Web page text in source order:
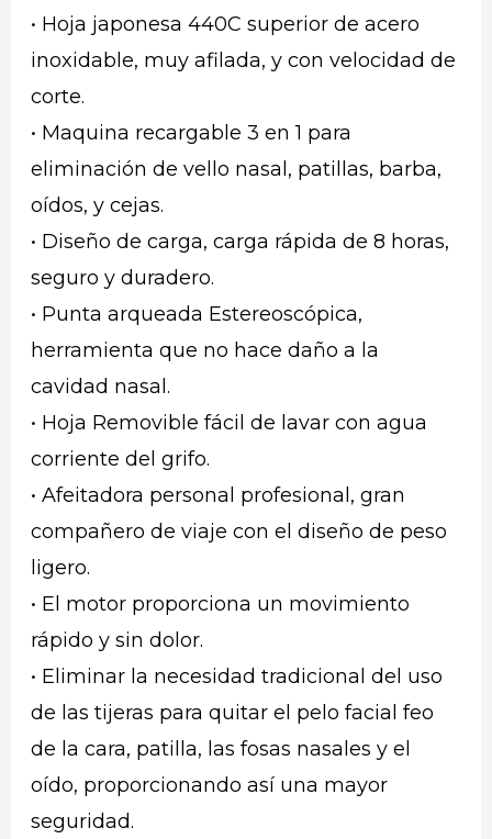
• Hoja japonesa 440C superior de acero
inoxidable, muy afilada, y con velocidad de
corte.
• Maquina recargable 3 en 1 para
eliminación de vello nasal, patillas, barba,
oídos, y cejas.
• Diseño de carga, carga rápida de 8 horas,
seguro y duradero.
• Punta arqueada Estereoscópica,
herramienta que no hace daño a la
cavidad nasal.
• Hoja Removible fácil de lavar con agua
corriente del grifo.
• Afeitadora personal profesional, gran
compañero de viaje con el diseño de peso
ligero.
• El motor proporciona un movimiento
rápido y sin dolor.
• Eliminar la necesidad tradicional del uso
de las tijeras para quitar el pelo facial feo
de la cara, patilla, las fosas nasales y el
oído, proporcionando así una mayor
seguridad.